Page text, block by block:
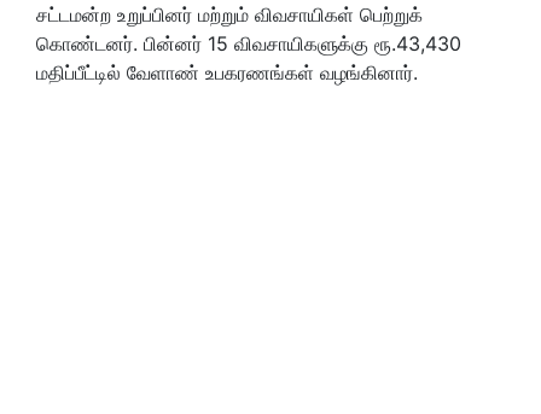
சட்டமன்ற உறுப்பினர் மற்றும் விவசாயிகள் பெற்றுக்
கொண்டனர். பின்னர் 15 விவசாயிகளுக்கு ரூ.43,430
மதிப்பீட்டில் வேளாண் உபகரணங்கள் வழங்கினார்.